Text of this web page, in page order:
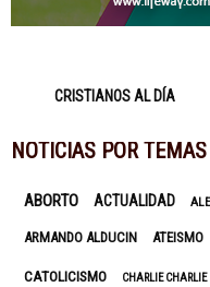
CRISTIANOS AL DÍA
NOTICIAS POR TEMAS
ABORTO ACTUALIDAD
ARMANDO ALDUCIN ATEISMO
CATOLICISMO CHARLIE CHARLIE